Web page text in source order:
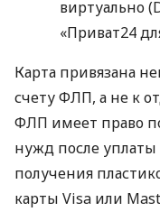
виртуально
«Приват24
Карта привязана
счету ФЛП, а не к
ФЛП имеет право
нужд после уплаты
получения
карты Visa или